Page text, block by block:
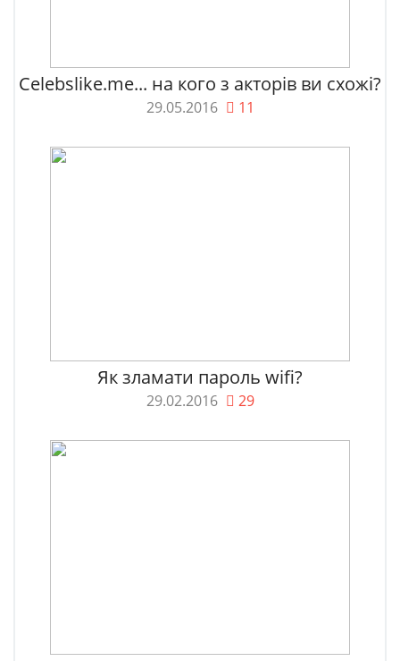
Celebslike.me... на кого з акторів ви схожі?
29.05.2016 11
Як зламати пароль wifi?
29.02.2016 29